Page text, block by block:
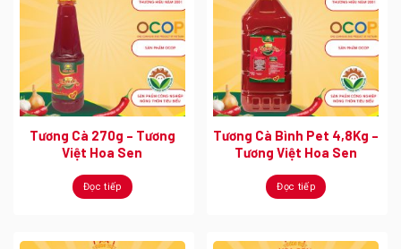
Tương Cà 270g – Tương
Việt Hoa Sen
Đọc tiếp
Tương Cà Bình Pet 4,8Kg –
Tương Việt Hoa Sen
Đọc tiếp